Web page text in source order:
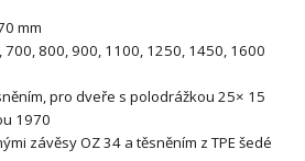
mm
700, 800, 900, 1100, 1250, 1450, 1600
pro dveře s polodrážkou 25× 15
1970
závěsy OZ 34 a těsněním z TPE šedé